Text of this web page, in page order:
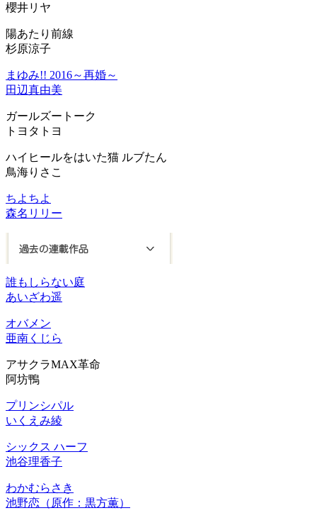
櫻井リヤ
陽あたり前線
杉原涼子
まゆみ!! 2016～再婚～
田辺真由美
ガールズートーク
トヨタトヨ
ハイヒールをはいた猫 ルブたん
鳥海りさこ
ちよちよ
森名リリー
誰もしらない庭
あいざわ遥
オバメン
亜南くじら
アサクラMAX革命
阿坊鴨
プリンシパル
いくえみ綾
シックス ハーフ
池谷理香子
わかむらさき
池野恋（原作：黒方薫）